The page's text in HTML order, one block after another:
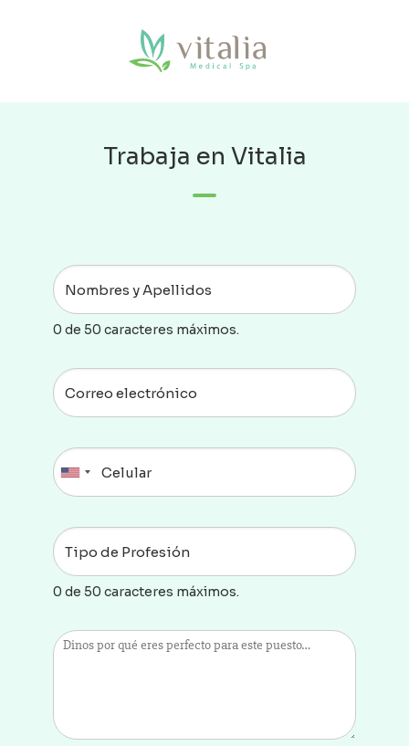
Trabaja en Vitalia
0 de 50 caracteres máximos.
0 de 50 caracteres máximos.